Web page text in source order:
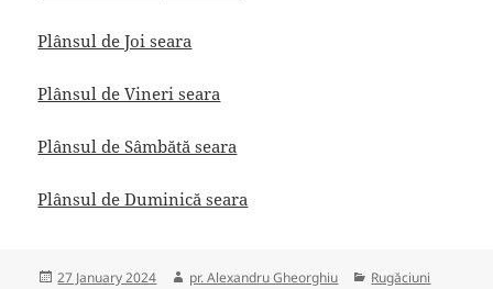
Plânsul de Joi seara
Plânsul de Vineri seara
Plânsul de Sâmbătă seara
Plânsul de Duminică seara
Posted
27 January 2024 Author
pr. Alexandru Gheorghiu Categories
Rugăciuni